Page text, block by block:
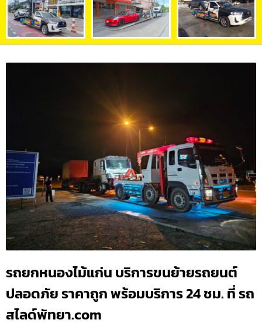
รถยกหนองไม้แก่น บริการขนย้ายรถยนต์
ปลอดภัย ราคาถูก พร้อมบริการ 24 ชม. ที่ รถ
สไลด์พัทยา.com